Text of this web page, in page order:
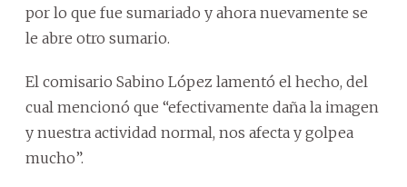
por lo que fue sumariado y ahora nuevamente se
le abre otro sumario.
El comisario Sabino López lamentó el hecho, del
cual mencionó que “efectivamente daña la imagen
y nuestra actividad normal, nos afecta y golpea
mucho”.